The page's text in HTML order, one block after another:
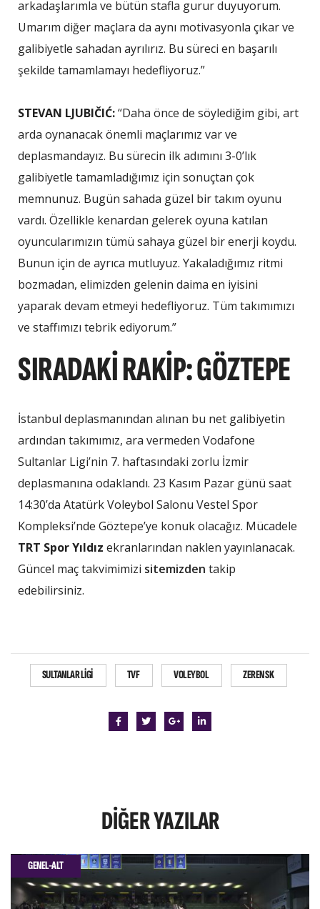
arkadaşlarımla ve bütün stafla gurur duyuyorum.
Umarım diğer maçlara da aynı motivasyonla çıkar ve
galibiyetle sahadan ayrılırız. Bu süreci en başarılı
şekilde tamamlamayı hedefliyoruz.”
STEVAN LJUBIČIĆ:“Daha önce de söylediğim gibi, art
arda oynanacak önemli maçlarımız var ve
deplasmandayız. Bu sürecin ilk adımını 3-0’lık
galibiyetle tamamladığımız için sonuçtan çok
memnunuz. Bugün sahada güzel bir takım oyunu
vardı. Özellikle kenardan gelerek oyuna katılan
oyuncularımızın tümü sahaya güzel bir enerji koydu.
Bunun için de ayrıca mutluyuz. Yakaladığımız ritmi
bozmadan, elimizden gelenin daima en iyisini
yaparak devam etmeyi hedefliyoruz. Tüm takımımızı
ve staffımızı tebrik ediyorum.”
SIRADAKİ RAKİP: GÖZTEPE
İstanbul deplasmanından alınan bu net galibiyetin
ardından takımımız, ara vermeden Vodafone
Sultanlar Ligi’nin 7. haftasındaki zorlu İzmir
deplasmanına odaklandı. 23 Kasım Pazar günü saat
14:30’da Atatürk Voleybol Salonu Vestel Spor
Kompleksi’nde Göztepe’ye konuk olacağız. Mücadele
TRT Spor Yıldız ekranlarından naklen yayınlanacak.
Güncel maç takvimimizi sitemizden takip
edebilirsiniz.
SULTANLAR LIGI TVF VOLEYBOL ZEREN SK
DIĞERYAZILAR
GENEL-ALT